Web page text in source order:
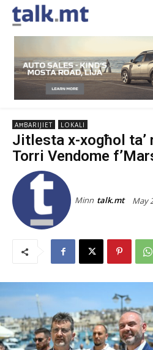
AĦBARIJIET LOKALI
Jitlesta x-xogħol
Torri Vendome
Minn talk.mt May